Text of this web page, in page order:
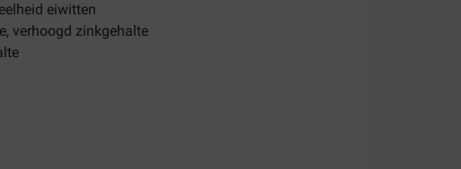
eiwitten
verhoogd zinkgehalte